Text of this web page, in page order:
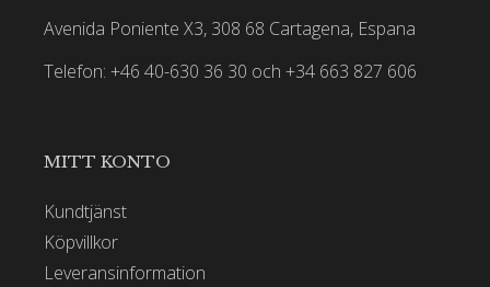
Avenida Poniente X3, 308 68 Cartagena, Espana
Telefon: +46 40-630 36 30 och +34 663 827 606
MITT KONTO
Kundtjänst
Köpvillkor
Leveransinformation